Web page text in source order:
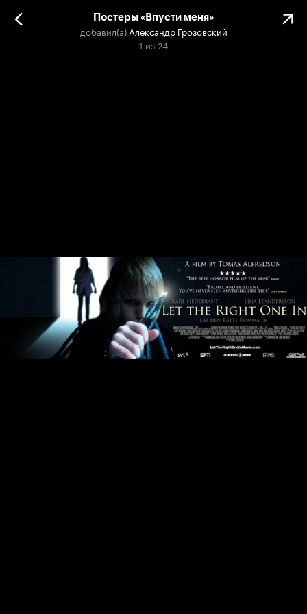
Постеры «Впусти меня»
добавил(а) Александр Грозовский
1 из 24